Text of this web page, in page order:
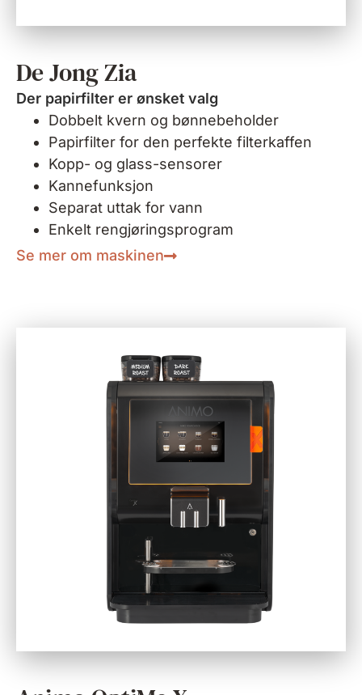
De Jong Zia
Der papirfilter er ønsket valg
Dobbelt kvern og bønnebeholder
Papirfilter for den perfekte filterkaffen
Kopp- og glass-sensorer
Kannefunksjon
Separat uttak for vann
Enkelt rengjøringsprogram
Se mer om maskinen